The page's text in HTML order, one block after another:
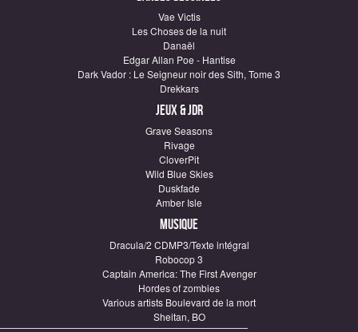
Vae Victis
Les Choses de la nuit
Danaël
Edgar Allan Poe - Hantise
Dark Vador : Le Seigneur noir des Sith, Tome 3
Drekkars
Jeux & JDR
Grave Seasons
Rivage
CloverPit
Wild Blue Skies
Duskfade
Amber Isle
Musique
Dracula/2 CDMP3/Texte intégral
Robocop 3
Captain America: The First Avenger
Hordes of zombies
Various artists Boulevard de la mort
Sheitan, BO